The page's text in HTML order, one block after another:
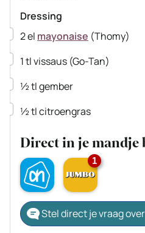
Dressing
▢
2el mayonaise (Thomy)
▢
1tlvissaus (Go-Tan)
▢
½tlgember
▢
½tlcitroengras
Direct in je mandje
1
Stel direct je vraag